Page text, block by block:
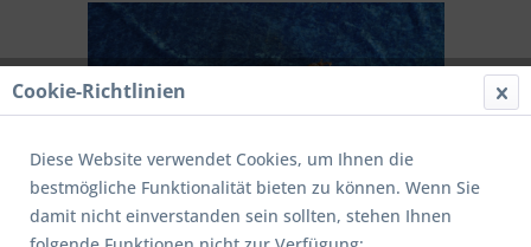
Cookie-Richtlinien
Diese Website verwendet Cookies, um Ihnen die
bestmögliche Funktionalität bieten zu können. Wenn Sie
damit nicht einverstanden sein sollten, stehen Ihnen